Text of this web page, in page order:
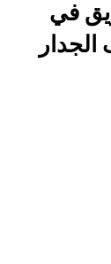
في
الجدار